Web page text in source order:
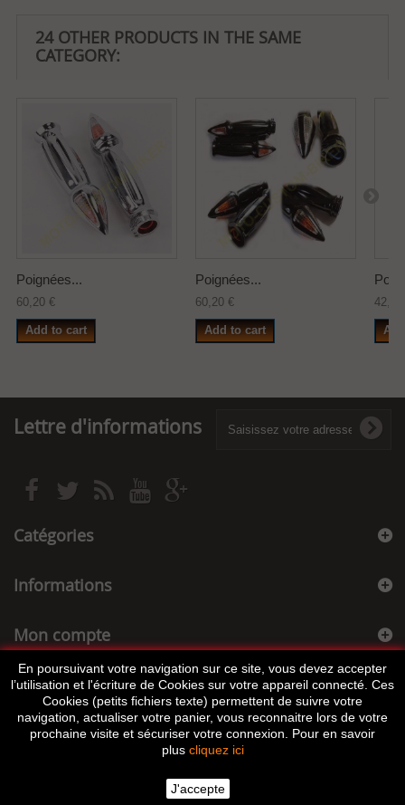
24 OTHER PRODUCTS IN THE SAME
CATEGORY:
Poignées...
60,20 €
Add to cart
Poignées...
60,20 €
Add to cart
Lettre d'informations
Catégories
Informations
Mon compte
Informations sur votre boutique
En poursuivant votre navigation sur ce site, vous devez accepter
l’utilisation et l'écriture de Cookies sur votre appareil connecté. Ces
Cookies (petits fichiers texte) permettent de suivre votre
navigation, actualiser votre panier, vous reconnaitre lors de votre
prochaine visite et sécuriser votre connexion. Pour en savoir
plus cliquez ici
J'accepte